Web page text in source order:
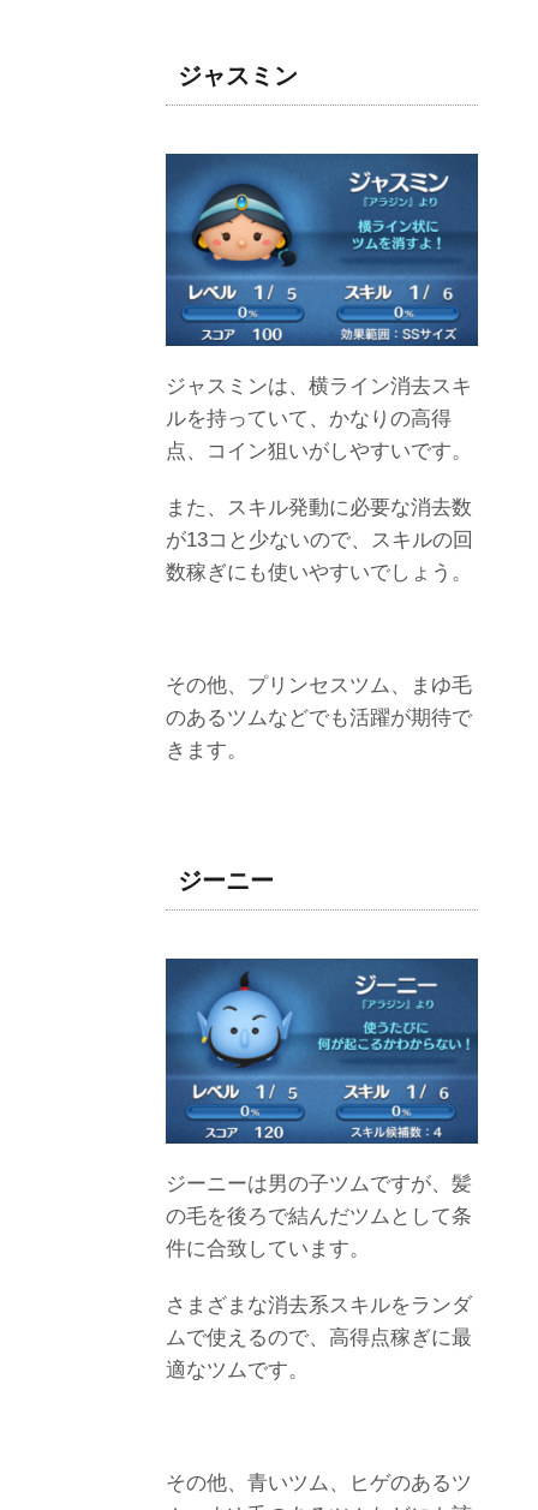
ジャスミン
ジャスミンは、横ライン消去スキ
ルを持っていて、かなりの高得
点、コイン狙いがしやすいです。
また、スキル発動に必要な消去数
が13コと少ないので、スキルの回
数稼ぎにも使いやすいでしょう。
その他、プリンセスツム、まゆ毛
のあるツムなどでも活躍が期待で
きます。
ジーニー
ジーニーは男の子ツムですが、髪
の毛を後ろで結んだツムとして条
件に合致しています。
さまざまな消去系スキルをランダ
ムで使えるので、高得点稼ぎに最
適なツムです。
その他、青いツム、ヒゲのあるツ